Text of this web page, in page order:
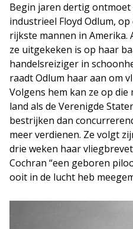
Begin jaren dertig ontmoet
industrieel Floyd Odlum,
rijkste mannen in Amerika.
ze uitgekeken is op haar
handelsreiziger in
raadt Odlum haar aan om
Volgens hem kan ze op
land als de Verenigde
bestrijken dan
meer verdienen. Ze volgt
drie weken haar
Cochran “een geboren
ooit in de lucht heb